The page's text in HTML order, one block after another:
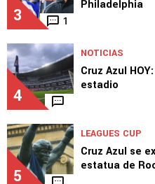
3 1
Philadelphia
4
NOTICIAS
Cruz Azul
estadio
5
LEAGUES CUP
Cruz Azul se
estatua de